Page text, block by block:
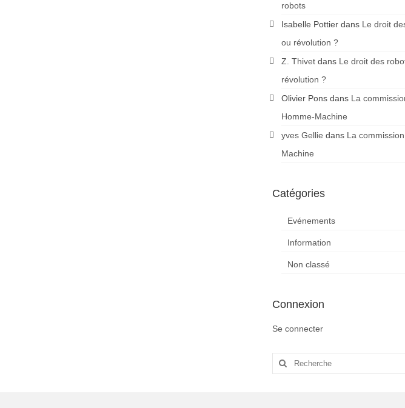
robots
Isabelle Pottier dans Le droit
ou révolution ?
Z. Thivet dans Le droit des
révolution ?
Olivier Pons dans La
Homme-Machine
yves Gellie dans La
Machine
Catégories
Evénements
Information
Non classé
Connexion
Se connecter
Rechercher